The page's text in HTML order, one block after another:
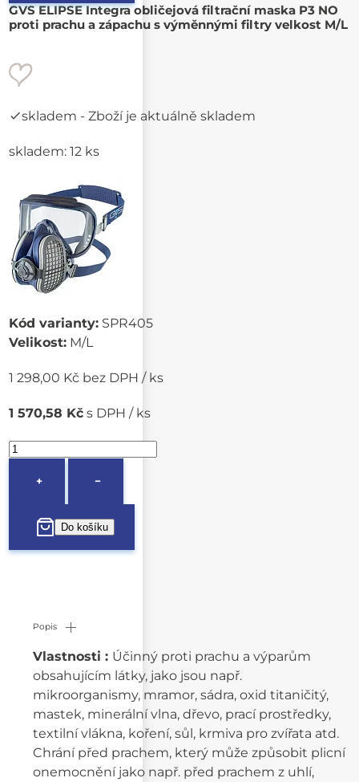
GVS ELIPSE Integra obličejová filtrační maska P3 NO
proti prachu a zápachu s výměnnými filtry velkost M/L
skladem - Zboží je aktuálně skladem
skladem: 12 ks
Kód varianty: SPR405
Velikost: M/L
1 298,00 Kč bez DPH / ks
1 570,58 Kč s DPH / ks
+ −
Popis
Vlastnosti : Účinný proti prachu a výparům
obsahujícím látky, jako jsou např.
mikroorganismy, mramor, sádra, oxid titaničitý,
mastek, minerální vlna, dřevo, prací prostředky,
textilní vlákna, koření, sůl, krmiva pro zvířata atd.
Chrání před prachem, který může způsobit plicní
onemocnění jako např. před prachem z uhlí,